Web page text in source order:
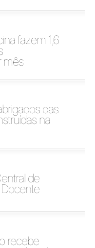
fazem 1,6
mês
das
na
de
recebe